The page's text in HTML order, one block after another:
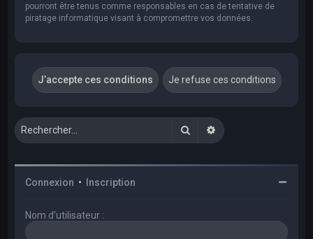
pourront être tenus comme responsables en cas de tentative de
piratage informatique visant à compromettre vos données.
RechercherRecherche avancée
Connexion • Inscription
Nom d’utilisateur :